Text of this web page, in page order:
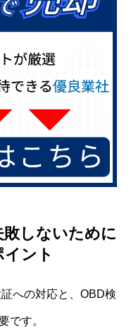
敗しないために
ント
への対応と、OBD検
です。